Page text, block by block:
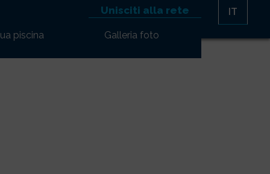
Unisciti alla rete IT
piscina Galleria foto